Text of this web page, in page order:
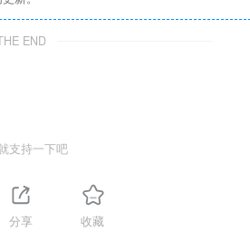
END
支持一下吧
分享 收藏